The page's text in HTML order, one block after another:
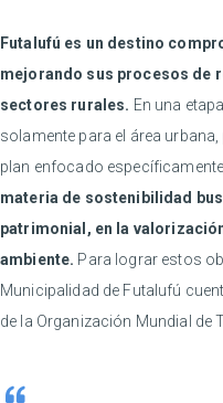
Futalufú es un destino
mejorando sus procesos de
sectores rurales. En una
solamente para el área
plan enfocado
materia de sostenibilidad
patrimonial, en la
ambiente. Para lograr estos
Municipalidad de Futalufú
de la Organización Mundial de